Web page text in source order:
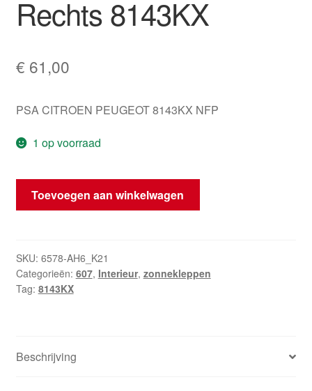
Rechts 8143KX
€ 61,00
PSA CITROEN PEUGEOT 8143KX NFP
1 op voorraad
Zonnekap
Peugeot
-
Rechts
8143KX
Toevoegen aan winkelwagen
SKU: 6578-AH6_K21
Categorieën: 607, Interieur, zonnekleppen
Tag: 8143KX
Beschrijving